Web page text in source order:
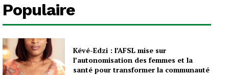
Populaire
Kévé-Edzi : l’AFSL mise sur
l’autonomisation des femmes et la
santé pour transformer la communauté